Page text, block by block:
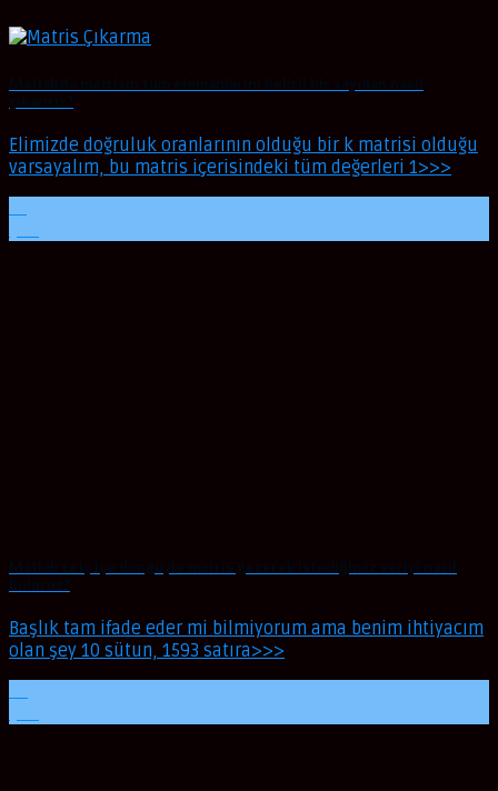
Elimizde doğruluk oranlarının olduğu bir k matrisi olduğu
varsayalım, bu matris içerisindeki tüm değerleri 1>>>
Başlık tam ifade eder mi bilmiyorum ama benim ihtiyacım
olan şey 10 sütun, 1593 satıra>>>